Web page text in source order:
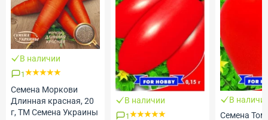
В наличии
1
Семена Моркови
Длинная красная, 20
г, ТМ Семена Украины
В наличии
1
В
Семена